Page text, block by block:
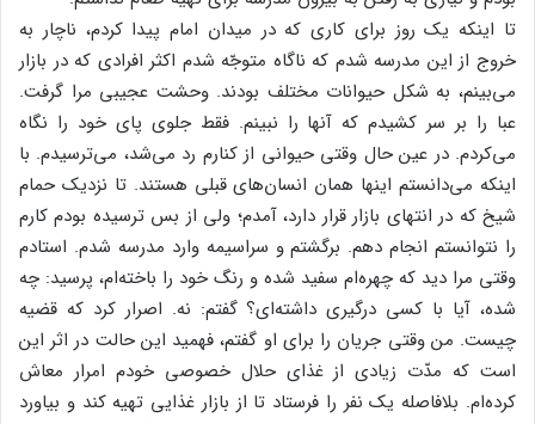
تا اینکه یک روز برای کاری که در میدان امام پیدا کردم، ناچار به
خروج از این مدرسه شدم که ناگاه متوجّه شدم اکثر افرادی که در بازار
می‌بینم، به شکل حیوانات مختلف بودند. وحشت عجیبی مرا گرفت.
عبا را بر سر کشیدم که آنها را نبینم. فقط جلوی پای خود را نگاه
می‌کردم. در عین حال وقتی حیوانی از کنارم رد می‌شد، می‌ترسیدم. با
اینکه می‌دانستم اینها همان انسان‌های قبلی هستند. تا نزدیک حمام
شیخ که در انتهای بازار قرار دارد، آمدم؛ ولی از بس ترسیده بودم کارم
را نتوانستم انجام دهم. برگشتم و سراسیمه وارد مدرسه شدم. استادم
وقتی مرا دید که چهره‌ام سفید شده و رنگ خود را باخته‌ام، پرسید: چه
شده، آیا با کسی درگیری داشته‌ای؟ گفتم: نه. اصرار کرد که قضیه
چیست. من وقتی جریان را برای او گفتم، فهمید این حالت در اثر این
است که مدّت زیادی از غذای حلال خصوصی خودم امرار معاش
کرده‌ام. بلافاصله یک نفر را فرستاد تا از بازار غذایی تهیه کند و بیاورد